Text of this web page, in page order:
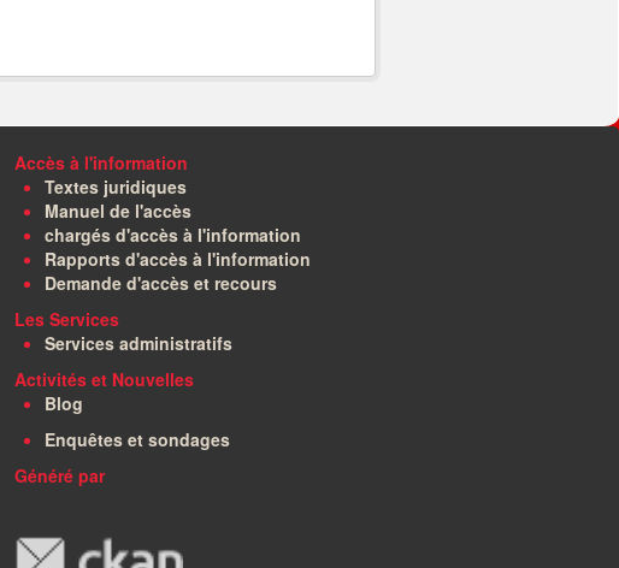
Accès à l'information
Textes juridiques
Manuel de l'accès
chargés d'accès à l'information
Rapports d'accès à l'information
Demande d'accès et recours
Les Services
Services administratifs
Activités et Nouvelles
Blog
Enquêtes et sondages
Généré par